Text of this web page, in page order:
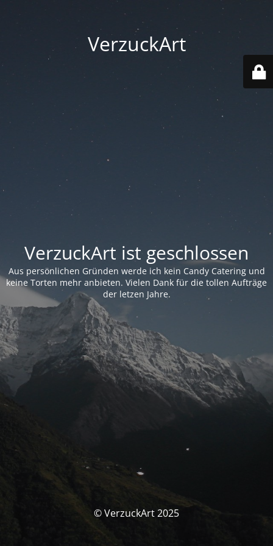
VerzuckArt
VerzuckArt ist geschlossen
Aus persönlichen Gründen werde ich kein Candy Catering und
keine Torten mehr anbieten. Vielen Dank für die tollen Aufträge
der letzen Jahre.
© VerzuckArt 2025